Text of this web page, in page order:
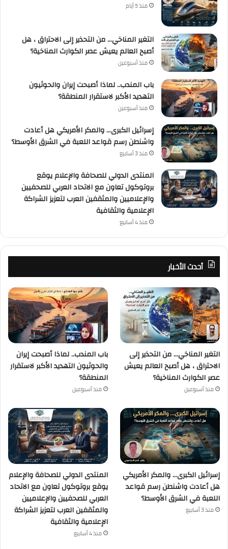
منذ 5 أيام
التغير المناخي… من التحذير إلى الاحتراق ، هل
أصبح العالم يعيش عصر الكوارث المناخية؟
منذ أسبوعين
باب المندب.. لماذا أصبحت إيران والحوثيون
التهديد الأكبر لاستقرار المنطقة؟
منذ أسبوعين
إسرائيل الكبرى… والمكر الأمريكي هل أعادت
واشنطن رسم قواعد اللعبة في الشرق الأوسط؟
منذ 3 أسابيع
المنتدى الدولي للصحافة والإعلام يوقع
بروتوكول تعاون مع الاتحاد العربي للصحفيين
والإعلاميين والمثقفين العرب لتعزيز الشراكة
الإعلامية والثقافية
منذ 4 أسابيع
أحدث الأخبار
التغير المناخي… من التحذير إلى
الاحتراق ، هل أصبح العالم يعيش
عصر الكوارث المناخية؟
منذ أسبوعين
باب المندب.. لماذا أصبحت إيران
والحوثيون التهديد الأكبر لاستقرار
المنطقة؟
منذ أسبوعين
إسرائيل الكبرى… والمكر الأمريكي
هل أعادت واشنطن رسم قواعد
اللعبة في الشرق الأوسط؟
منذ 3 أسابيع
المنتدى الدولي للصحافة والإعلام
يوقع بروتوكول تعاون مع الاتحاد
العربي للصحفيين والإعلاميين
والمثقفين العرب لتعزيز الشراكة
الإعلامية والثقافية
منذ 4 أسابيع